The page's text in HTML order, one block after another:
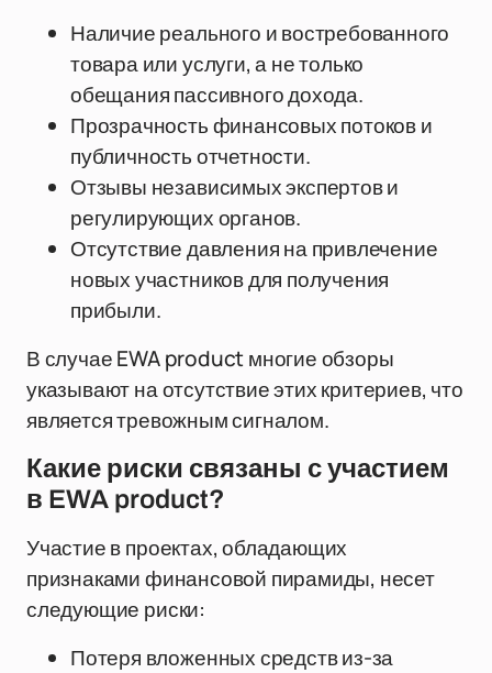
Наличие реального и востребованного
товара или услуги, а не только
обещания пассивного дохода.
Прозрачность финансовых потоков и
публичность отчетности.
Отзывы независимых экспертов и
регулирующих органов.
Отсутствие давления на привлечение
новых участников для получения
прибыли.
В случае EWA product многие обзоры
указывают на отсутствие этих критериев, что
является тревожным сигналом.
Какие риски связаны с участием
в EWA product?
Участие в проектах, обладающих
признаками финансовой пирамиды, несет
следующие риски:
Потеря вложенных средств из-за